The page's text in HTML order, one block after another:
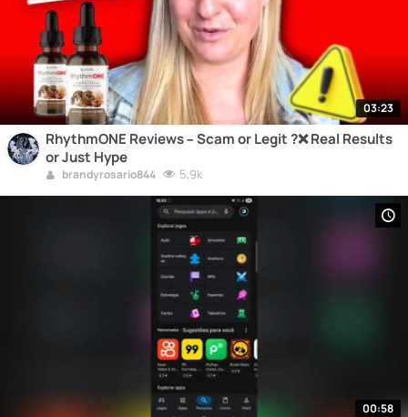
03:23
RhythmONE Reviews – Scam or Legit ?❌ Real Results
or Just Hype
brandyrosario844 5,9k
00:58